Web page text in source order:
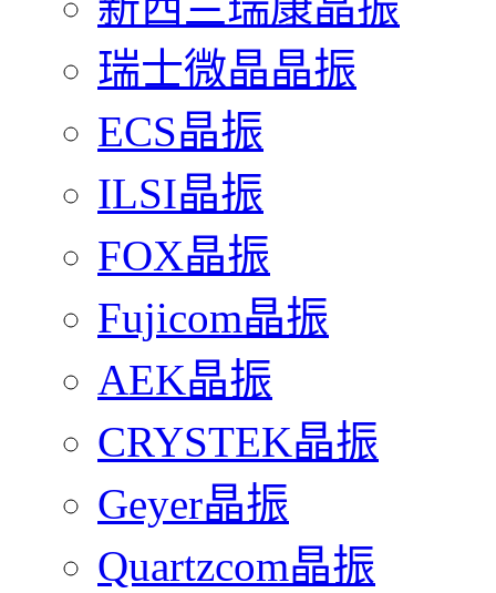
瑞士微晶晶振
ECS晶振
ILSI晶振
FOX晶振
Fujicom晶振
AEK晶振
CRYSTEK晶振
Geyer晶振
Quartzcom晶振